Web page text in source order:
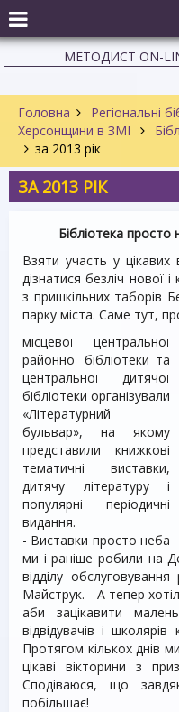
МЕТОДИСТ ON-
Головна Регіональні
Херсонщини в ЗМІ
за 2013 рік
ЗА 2013 РІК
Бібліотека просто
Взяти участь у цікавих
дізнатися безліч нової
з пришкільних таборів
парку міста. Саме тут,
місцевої центральної
районної бібліотеки та
центральної дитячої
бібліотеки організували
«Літературний
бульвар», на якому
представили книжкові
тематичні виставки,
дитячу літературу і
популярні періодичні
видання.
- Виставки просто неба
ми і раніше робили на
відділу
Майструк. - А тепер
аби зацікавити
відвідувачів і
Протягом кількох днів
цікаві вікторини з
Сподіваюся, що
побільшає!